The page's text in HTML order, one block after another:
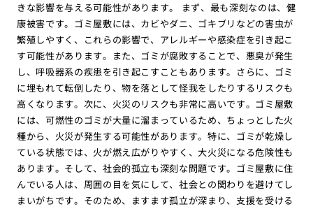
きな影響を与える可能性があります。 まず、最も深刻なのは、健
康被害です。ゴミ屋敷には、カビやダニ、ゴキブリなどの害虫が
繁殖しやすく、これらの影響で、アレルギーや感染症を引き起こ
す可能性があります。また、ゴミが腐敗することで、悪臭が発生
し、呼吸器系の疾患を引き起こすこともあります。さらに、ゴミ
に埋もれて転倒したり、物を落として怪我をしたりするリスクも
高くなります。次に、火災のリスクも非常に高いです。ゴミ屋敷
には、可燃性のゴミが大量に溜まっているため、ちょっとした火
種から、火災が発生する可能性があります。特に、ゴミが乾燥し
ている状態では、火が燃え広がりやすく、大火災になる危険性も
あります。そして、社会的孤立も深刻な問題です。ゴミ屋敷に住
んでいる人は、周囲の目を気にして、社会との関わりを避けてし
まいがちです。そのため、ますます孤立が深まり、支援を受ける